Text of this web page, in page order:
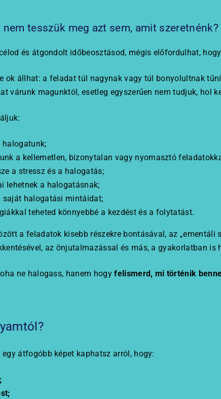
tesszük meg azt sem, amit szeretnénk?
és átgondolt időbeosztásod, mégis előfordulhat,
ok állhat: a feladat túl nagynak vagy túl bonyolultnak
várunk magunktól, esetleg egyszerűen nem tudjuk, hol
halogatunk;
a kellemetlen, bizonytalan vagy nyomasztó
a stressz és a halogatás;
lehetnek a halogatásnak;
saját halogatási mintáidat;
teheted könnyebbé a kezdést és a folytatást.
a feladatok kisebb részekre bontásával, az „ementáli
az önjutalmazással és más, a gyakorlatban is
ne halogass, hanem hogyfelismerd, mi történik
átfogóbb képet kaphatsz arról, hogy: